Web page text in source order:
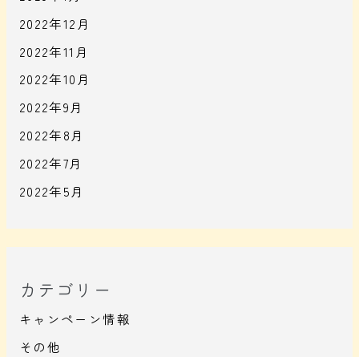
2022年12月
2022年11月
2022年10月
2022年9月
2022年8月
2022年7月
2022年5月
カテゴリー
キャンペーン情報
その他